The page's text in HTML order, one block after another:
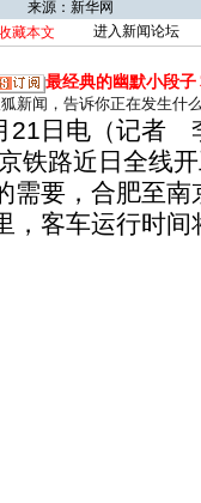
来源：新华网
藏本文 进入新闻论坛
最经典的幽默小段子
新闻，告诉你正在发生什
日电（记者
铁路近日全线
需要，合肥至
，客车运行时